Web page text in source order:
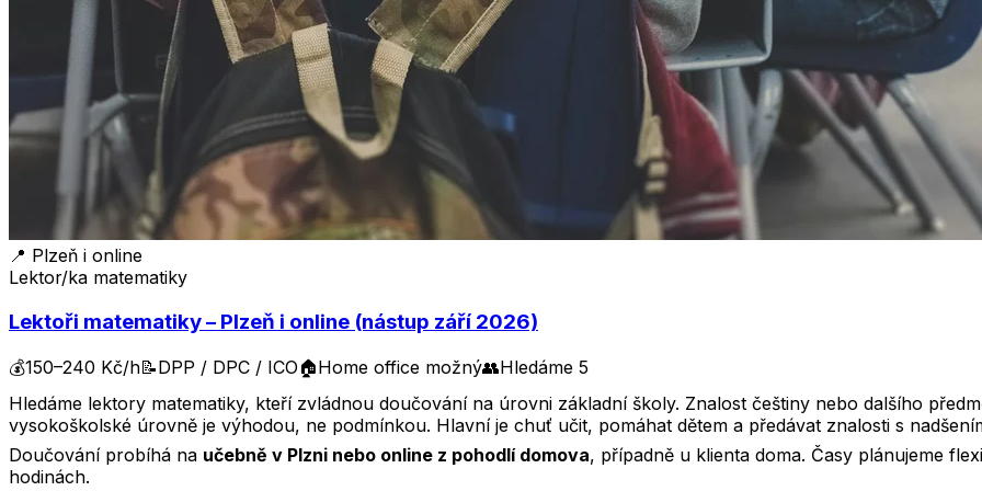
📍 Plzeň i online
Lektor/ka matematiky
Lektoři matematiky – Plzeň i online (nástup září 2026)
💰150–240 Kč/h📝DPP / DPC / ICO🏠Home office možný👥Hledáme 5
Hledáme lektory matematiky, kteří zvládnou doučování na úrovni základní školy. Znalost češtiny nebo dalšího
vysokoškolské úrovně je výhodou, ne podmínkou. Hlavní je chuť učit, pomáhat dětem a předávat znalosti s
Doučování probíhá na učebně v Plzni nebo online z pohodlí domova, případně u klienta doma. Časy plánujeme
hodinách.